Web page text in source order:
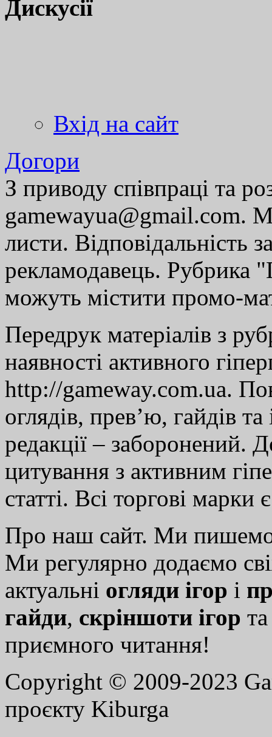
Дискусії
Вхід на сайт
Догори
З приводу співпраці та
gamewayua@gmail.com.
листи. Відповідальність
рекламодавець. Рубрика
можуть містити промо-
Передрук матеріалів з
наявності активного
http://gameway.com.ua.
оглядів, прев’ю, гайдів
редакції – заборонений.
цитування з активним
статті. Всі торгові марки
Про наш сайт. Ми
Ми регулярно додаємо
актуальні огляди ігор і
гайди, скріншоти ігор
приємного читання!
Copyright © 2009-2023
проєкту Kiburga